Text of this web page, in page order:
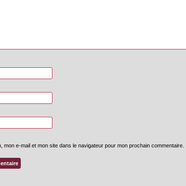
mon e-mail et mon site dans le navigateur pour mon prochain commentaire.